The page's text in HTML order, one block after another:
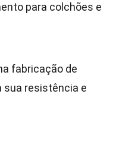
para colchões e
fabricação de
sua resistência e